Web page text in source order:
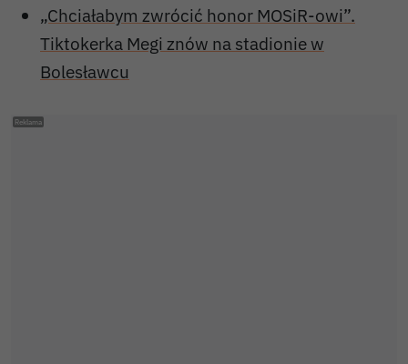
„Chciałabym zwrócić honor MOSiR-owi”.
Tiktokerka Megi znów na stadionie w
Bolesławcu